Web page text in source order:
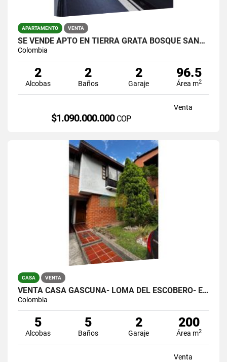
APARTAMENTO VENTA
SE VENDE APTO EN TIERRA GRATA BOSQUE SANTO VISTA A LA CIUDAD
Colombia
2
Alcobas
2
Baños
2
Garaje
96.5
Área m2
Venta
$1.090.000.000 COP
CASA VENTA
VENTA CASA GASCUÑA- LOMA DEL ESCOBERO- ENVIGADO
Colombia
5
Alcobas
5
Baños
2
Garaje
200
Área m2
Venta